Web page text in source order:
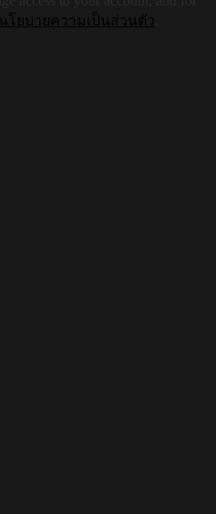
นโยบายความเป็นส่วนตัว